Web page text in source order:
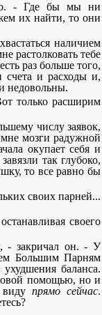
- Где бы мы ни
их найти, то они
наличием
растолковать тебе
раз больше того,
и расходы и,
недовольны.
только расширим
числу заявок,
мозги радужной
окупает себя и
так глубоко,
то все равно бы
своих парней...
своего
- закричал он. - У
Большим Парням
баланса.
помощью, но и
видупрямо сейчас.